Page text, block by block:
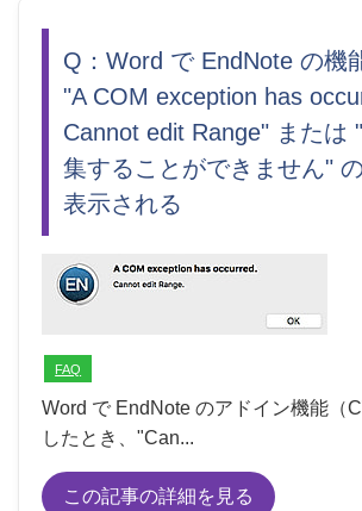
Q：Word で EndNote の機
"A COM exception has
Cannot edit Range" または
集することができません"
表示される
FAQ
Word で EndNote のアドイン機能（
したとき、"Can...
この記事の詳細を見る